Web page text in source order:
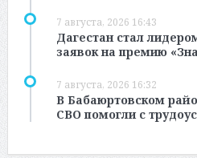
7 августа, 2026 16:43
Дагестан стал
заявок на премию
7 августа, 2026 16:32
В Бабаюртовском
СВО помогли с